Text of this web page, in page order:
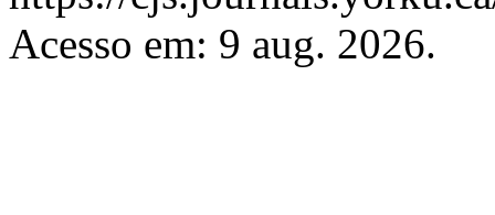
Acesso em: 9 aug. 2026.